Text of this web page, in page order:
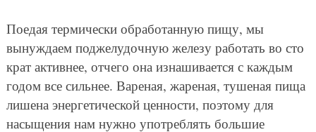
Поедая термически обработанную пищу, мы
вынуждаем поджелудочную железу работать во сто
крат активнее, отчего она изнашивается с каждым
годом все сильнее. Вареная, жареная, тушеная пища
лишена энергетической ценности, поэтому для
насыщения нам нужно употреблять большие